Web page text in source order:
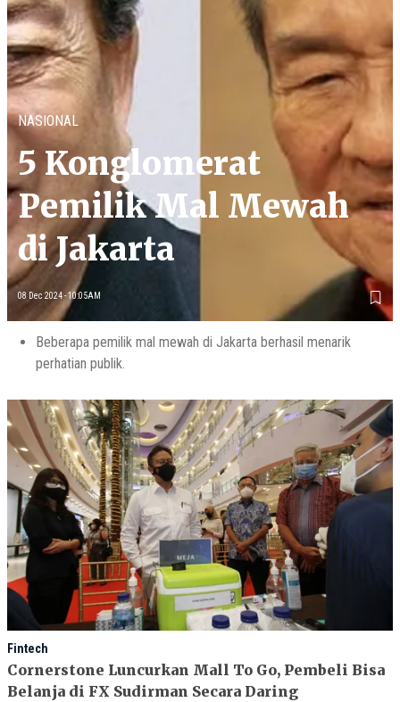
NASIONAL
5 Konglomerat
Pemilik Mal Mewah
di Jakarta
08 Dec 2024 - 10:05AM
Beberapa pemilik mal mewah di Jakarta berhasil menarik
perhatian publik.
Fintech
Cornerstone Luncurkan Mall To Go, Pembeli Bisa
Belanja di FX Sudirman Secara Daring